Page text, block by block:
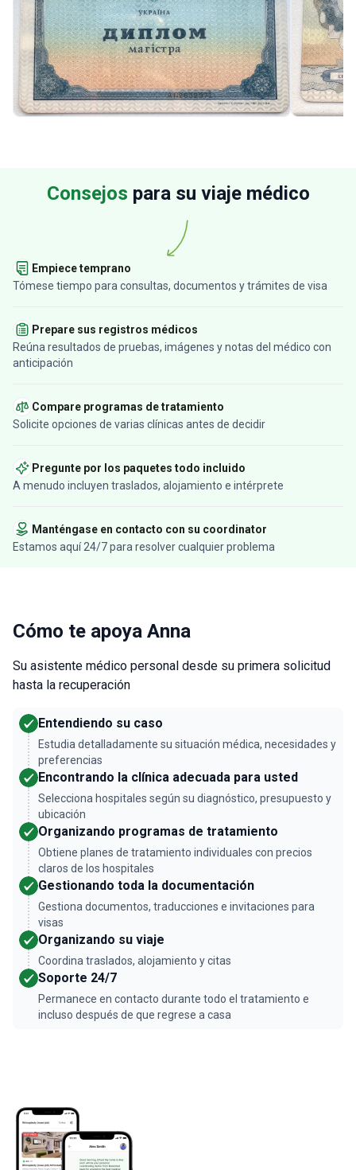
Consejos para su viaje médico
Empiece temprano
Tómese tiempo para consultas, documentos y trámites de visa
Prepare sus registros médicos
Reúna resultados de pruebas, imágenes y notas del médico con
anticipación
Compare programas de tratamiento
Solicite opciones de varias clínicas antes de decidir
Pregunte por los paquetes todo incluido
A menudo incluyen traslados, alojamiento e intérprete
Manténgase en contacto con su coordinator
Estamos aquí 24/7 para resolver cualquier problema
Cómo te apoya Anna
Su asistente médico personal desde su primera solicitud
hasta la recuperación
Entendiendo su caso
Estudia detalladamente su situación médica, necesidades y
preferencias
Encontrando la clínica adecuada para usted
Selecciona hospitales según su diagnóstico, presupuesto y
ubicación
Organizando programas de tratamiento
Obtiene planes de tratamiento individuales con precios
claros de los hospitales
Gestionando toda la documentación
Gestiona documentos, traducciones e invitaciones para
visas
Organizando su viaje
Coordina traslados, alojamiento y citas
Soporte 24/7
Permanece en contacto durante todo el tratamiento e
incluso después de que regrese a casa